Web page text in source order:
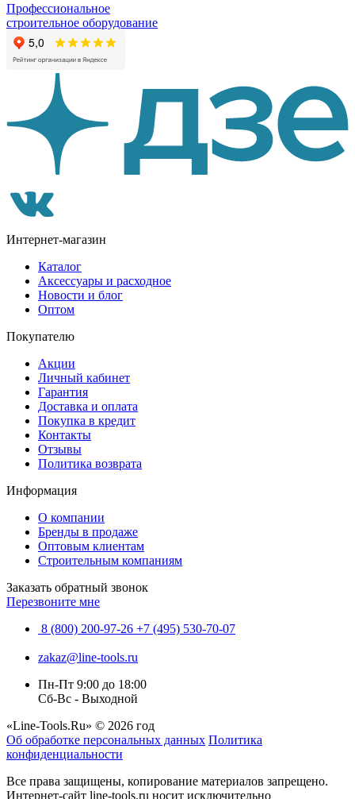
Профессиональное
строительное оборудование
Интернет-магазин
Каталог
Аксессуары и расходное
Новости и блог
Оптом
Покупателю
Акции
Личный кабинет
Гарантия
Доставка и оплата
Покупка в кредит
Контакты
Отзывы
Политика возврата
Информация
О компании
Бренды в продаже
Оптовым клиентам
Строительным компаниям
Заказать обратный звонок
Перезвоните мне
8 (800) 200-97-26 +7 (495) 530-70-07
zakaz@line-tools.ru
Пн-Пт 9:00 до 18:00
Сб-Вс - Выходной
«Line-Tools.Ru» © 2026 год
Об обработке персональных данных Политика
конфиденциальности
Все права защищены, копирование материалов запрещено.
Интернет-сайт line-tools.ru носит исключительно